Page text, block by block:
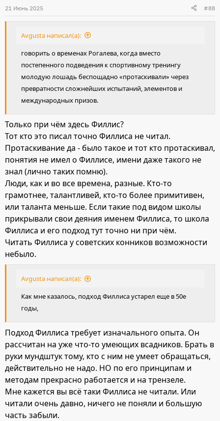
и
и
21 Июнь 2025 #88
Avgusta написал(а):
говорить о временах Рогалева, когда вместо
постепенного подведения к спортивному тренингу
молодую лошадь беспощадно «протаскивали» через
превратности сложнейших испытаний, элементов и
международных призов.
Только при чём здесь Филлис?
Тот кто это писал точно Филлиса не читал.
Протаскивание да - было такое и тот кто протаскивал,
понятия не имел о Филлисе, имени даже такого не
знал (лично таких помню).
Люди, как и во все времена, разные. Кто-то
грамотнее, талантливей, кто-то более примитивен,
или таланта меньше. Если такие под видом школы
прикрывали свои деяния именем Филлиса, то школа
Филлиса и его подход тут точно ни при чём.
Читать Филлиса у советских конников возможности
небыло.
Avgusta написал(а):
Как мне казалось, подход Филлиса устарел еще в 50е
годы,
Подход Филлиса требует изначального опыта. Он
рассчитан на уже что-то умеющих всадников. Брать в
руки мундштук тому, кто с ним не умеет обращаться,
действительно не надо. НО по его принципам и
методам прекрасно работается и на трензеле.
Мне кажется вы всё таки Филлиса не читали. Или
читали очень давно, ничего не поняли и большую
часть забыли.